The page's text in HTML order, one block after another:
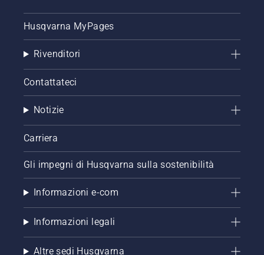
Husqvarna MyPages
Rivenditori
Contattateci
Notizie
Carriera
Gli impegni di Husqvarna sulla sostenibilità
Informazioni e-com
Informazioni legali
Altre sedi Husqvarna